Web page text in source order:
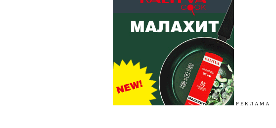
Р Е К Л А М А